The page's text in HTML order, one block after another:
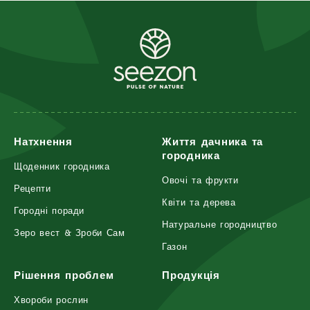
Натхнення
Щоденник городника
Рецепти
Городні поради
Зеро вест & Зроби Сам
Життя дачника та
городника
Овочі та фрукти
Квіти та дерева
Натуральне городництво
Газон
Рішення проблем
Хвороби рослин
Продукція